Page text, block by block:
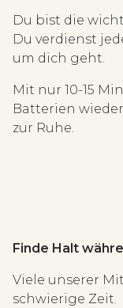
Du bist die
Du verdienst
um dich geht.
Mit nur 10-15
Batterien
zur Ruhe.
Finde Halt
Viele unserer
schwierige Zeit.